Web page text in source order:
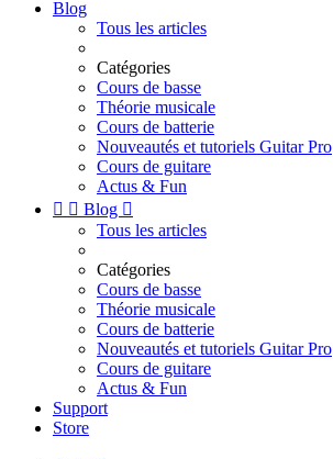
Blog
Tous les articles
Catégories
Cours de basse
Théorie musicale
Cours de batterie
Nouveautés et tutoriels Guitar Pro
Cours de guitare
Actus & Fun
  Blog 
Tous les articles
Catégories
Cours de basse
Théorie musicale
Cours de batterie
Nouveautés et tutoriels Guitar Pro
Cours de guitare
Actus & Fun
Support
Store